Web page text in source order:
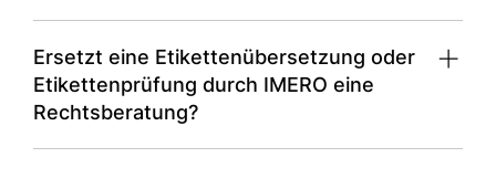
Ersetzt eine Etikettenübersetzung oder
Etikettenprüfung durch IMERO eine
Rechtsberatung?